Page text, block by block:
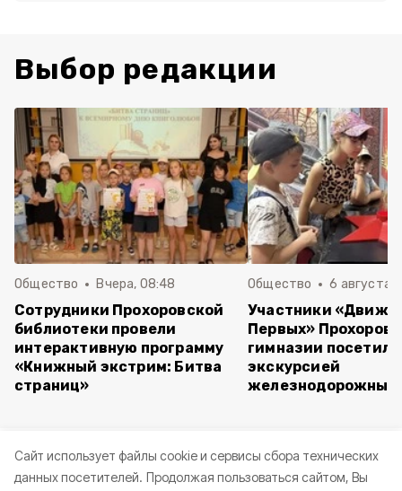
Cайт использует файлы cookie и сервисы сбора технических
данных посетителей. Продолжая пользоваться сайтом, Вы
Выбор редакции
Общество Вчера, 08:48
Сотрудники Прохоровской
библиотеки провели
интерактивную программу
«Книжный экстрим: Битва
страниц»
Общество 6 августа ,
Участники
Первых»
гимназии
экскурсией
железнодорожный